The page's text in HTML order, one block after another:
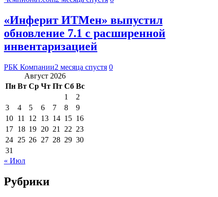
«Инферит ИТМен» выпустил
обновление 7.1 с расширенной
инвентаризацией
РБК Компании2 месяца спустя 0
Август 2026
Пн Вт Ср Чт Пт Сб Вс
1
2
3
4 5 6 7 8
9
10 11 12 13 14 15 16
17 18 19 20 21 22 23
24 25 26 27 28 29 30
31
« Июл
Рубрики